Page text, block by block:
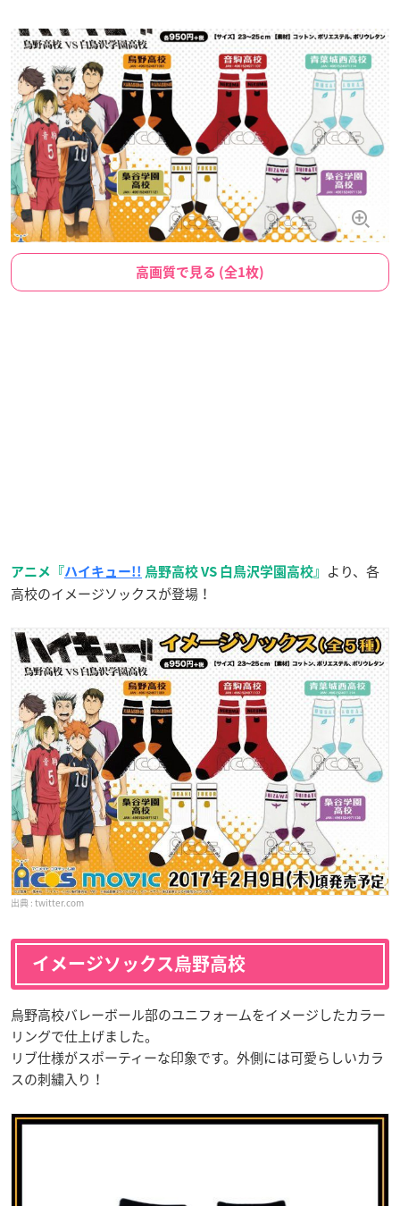
高画質で見る (全1枚)
アニメ『ハイキュー!! 烏野高校 VS 白鳥沢学園高校』
より、各
高校のイメージソックスが登場！
twitter.com
イメージソックス烏野高校
烏野高校バレーボール部のユニフォームをイメージしたカラー
リングで仕上げました。
リブ仕様がスポーティーな印象です。外側には可愛らしいカラ
スの刺繍入り！